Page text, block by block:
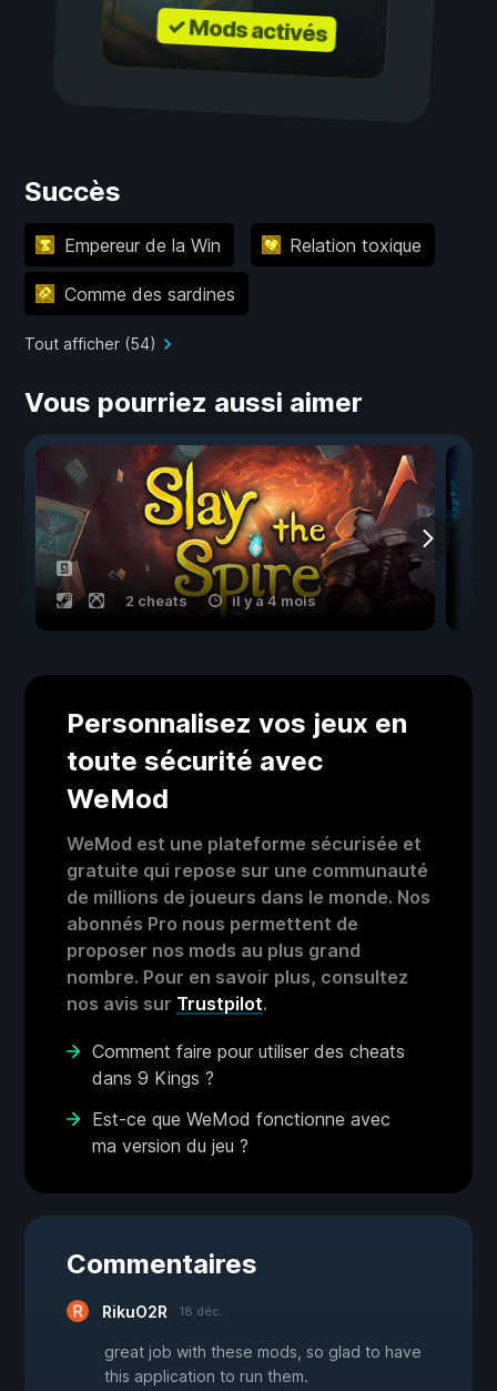
✓ Mods activés
Succès
Empereur de la Win Relation toxique
Comme des sardines
Tout afficher (54)
Vous pourriez aussi aimer
2 cheats il y a 4 mois
Personnalisez vos jeux en
toute sécurité avec
WeMod
WeMod est une plateforme sécurisée et
gratuite qui repose sur une communauté
de millions de joueurs dans le monde. Nos
abonnés Pro nous permettent de
proposer nos mods au plus grand
nombre. Pour en savoir plus, consultez
nos avis sur Trustpilot.
Comment faire pour utiliser des cheats
dans 9 Kings ?
Est-ce que WeMod fonctionne avec
ma version du jeu ?
Commentaires
RikuO2R 18 déc.
great job with these mods, so glad to have
this application to run them.